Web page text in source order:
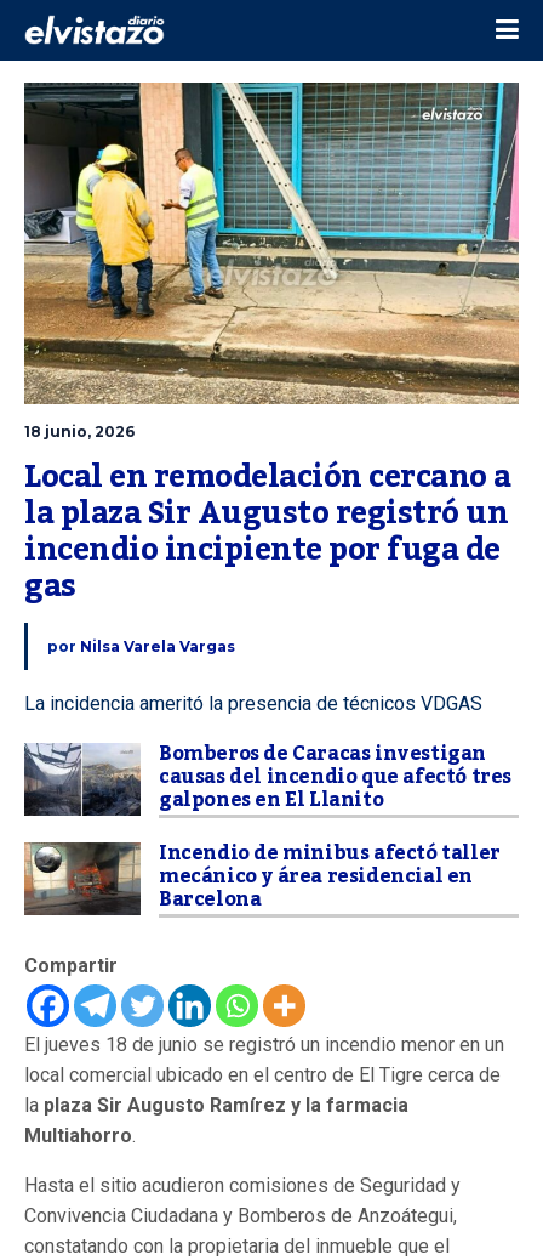
18 junio, 2026
Local en remodelación cercano a
la plaza Sir Augusto registró un
incendio incipiente por fuga de
gas
por Nilsa Varela Vargas
La incidencia ameritó la presencia de técnicos VDGAS
Bomberos de Caracas investigan
causas del incendio que afectó tres
galpones en El Llanito
Incendio de minibus afectó taller
mecánico y área residencial en
Barcelona
Compartir
El jueves 18 de junio se registró un incendio menor en un
local comercial ubicado en el centro de El Tigre cerca de
la plaza Sir Augusto Ramírez y la farmacia
Multiahorro.
Hasta el sitio acudieron comisiones de Seguridad y
Convivencia Ciudadana y Bomberos de Anzoátegui,
constatando con la propietaria del inmueble que el